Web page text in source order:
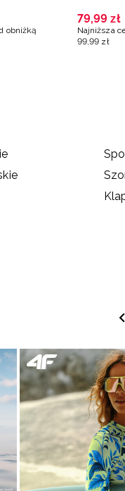
obniżką
79,99 zł
Najniższa
99 ,99 zł